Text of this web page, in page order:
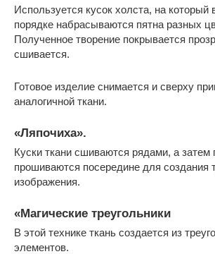
Используется кусок холста, на который
порядке набрасываются пятна разных
Полученное творение покрывается
сшивается.
Готовое изделие снимается и сверху
аналогичной ткани.
«Ляпочиха».
Куски ткани сшиваются рядами, а затем
прошиваются посередине для создания
изображения.
«Магические треугольники
В этой технике ткань создается из
элементов.